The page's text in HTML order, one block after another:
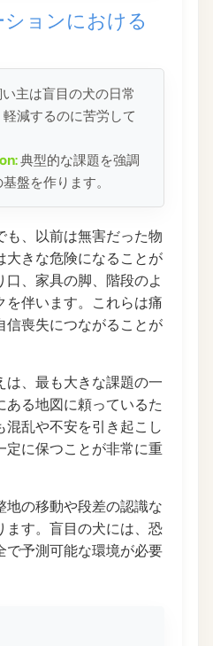
ョンにおける
主は盲目の犬の日常
減するのに苦労して
典型的な課題を強調
盤を作ります。
も、以前は無害だった物
大きな危険になることが
、家具の脚、階段のよ
を伴います。これらは痛
信喪失につながることが
は、最も大きな課題の一
る地図に頼っているた
乱や不安を引き起こし
定に保つことが非常に重
地の移動や段差の認識な
ます。盲目の犬には、恐
で予測可能な環境が必要